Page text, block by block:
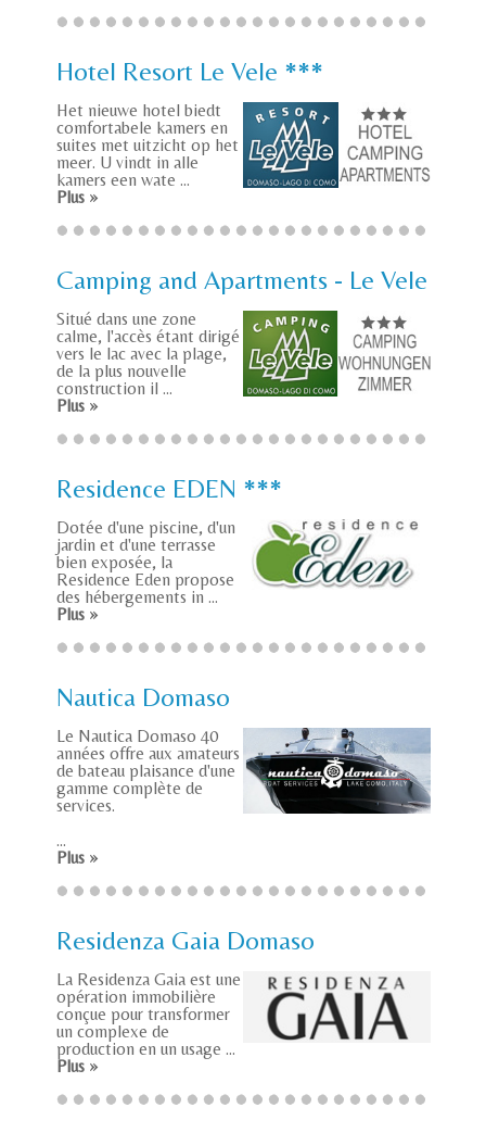
Hotel Resort Le Vele ***
Het nieuwe hotel biedt
comfortabele kamers en
suites met uitzicht op het
meer. U vindt in alle
kamers een wate ...
Plus »
Camping and Apartments - Le Vele
Situé dans une zone
calme, l'accès étant dirigé
vers le lac avec la plage,
de la plus nouvelle
construction il ...
Plus »
Residence EDEN ***
Dotée d'une piscine, d'un
jardin et d'une terrasse
bien exposée, la
Residence Eden propose
des hébergements in ...
Plus »
Nautica Domaso
Le Nautica Domaso 40
années offre aux amateurs
de bateau plaisance d'une
gamme complète de
services.
...
Plus »
Residenza Gaia Domaso
La Residenza Gaia est une
opération immobilière
conçue pour transformer
un complexe de
production en un usage ...
Plus »